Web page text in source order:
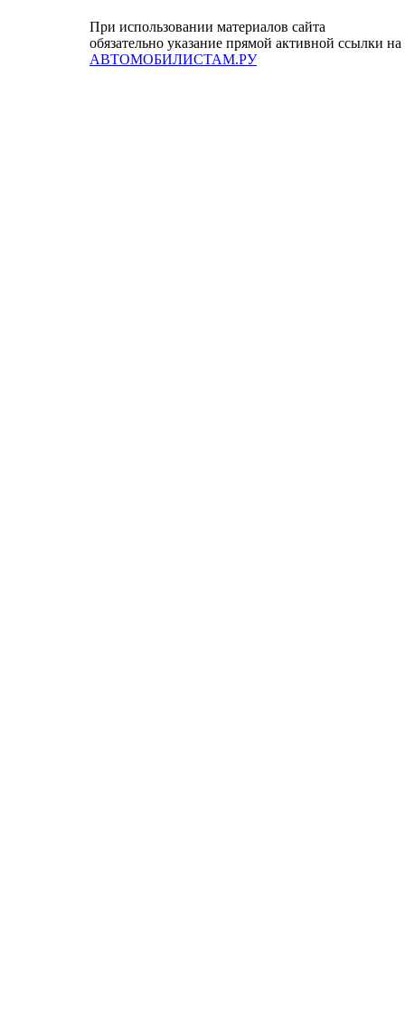
При использовании материалов сайта
обязательно указание прямой активной ссылки на
АВТОМОБИЛИСТАМ.РУ